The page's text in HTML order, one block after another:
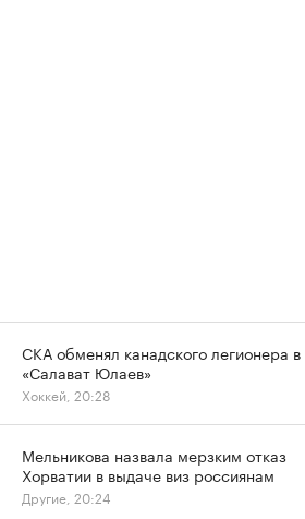
СКА обменял канадского легионера в
«Салават Юлаев»
Хоккей, 20:28
Мельникова назвала мерзким отказ
Хорватии в выдаче виз россиянам
Другие, 20:24